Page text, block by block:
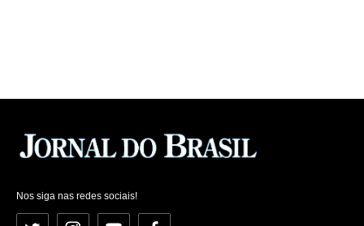
Nos siga nas redes sociais!